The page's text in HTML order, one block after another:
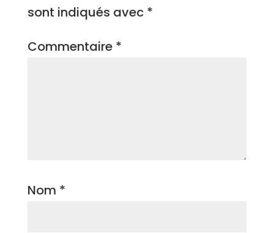
sont indiqués avec *
Commentaire *
Nom *